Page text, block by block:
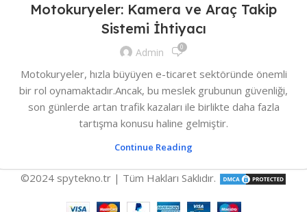
Motokuryeler: Kamera ve Araç Takip
Sistemi İhtiyacı
Admin 0
Motokuryeler, hızla büyüyen e-ticaret sektöründe önemli
bir rol oynamaktadır.Ancak, bu meslek grubunun güvenliği,
son günlerde artan trafik kazaları ile birlikte daha fazla
tartışma konusu haline gelmiştir.
Continue Reading
©2024 spytekno.tr | Tüm Hakları Saklıdır.